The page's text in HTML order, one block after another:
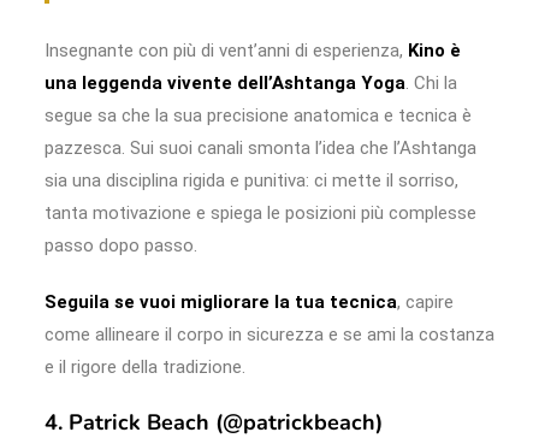
Insegnante con più di vent’anni di esperienza, Kino è
una leggenda vivente dell’Ashtanga Yoga. Chi la
segue sa che la sua precisione anatomica e tecnica è
pazzesca. Sui suoi canali smonta l’idea che l’Ashtanga
sia una disciplina rigida e punitiva: ci mette il sorriso,
tanta motivazione e spiega le posizioni più complesse
passo dopo passo.
Seguila se vuoi migliorare la tua tecnica, capire
come allineare il corpo in sicurezza e se ami la costanza
e il rigore della tradizione.
4. Patrick Beach (@patrickbeach)